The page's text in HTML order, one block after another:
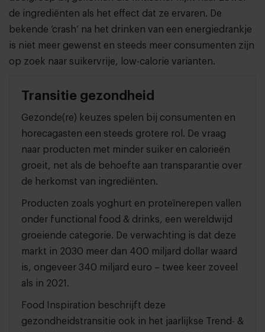
de ingrediënten als het effect dat ze ervaren. De
bekende ‘crash’ na het drinken van een energiedrankje
is niet meer gewenst en steeds meer consumenten zijn
op zoek naar suikervrije, low-calorie varianten.
Transitie gezondheid
Gezonde(re) keuzes spelen bij consumenten en
horecagasten een steeds grotere rol. De vraag
naar producten met minder suiker en calorieën
groeit, net als de behoefte aan transparantie over
de herkomst van ingrediënten.
Producten zoals yoghurt en proteïnerepen vallen
onder functional food & drinks, een wereldwijd
groeiende categorie. De verwachting is dat deze
markt in 2030 meer dan 400 miljard dollar waard
is, ongeveer 340 miljard euro – twee keer zoveel
als in 2021.
Food Inspiration beschrijft deze
gezondheidstransitie ook in het jaarlijkse Trend- &